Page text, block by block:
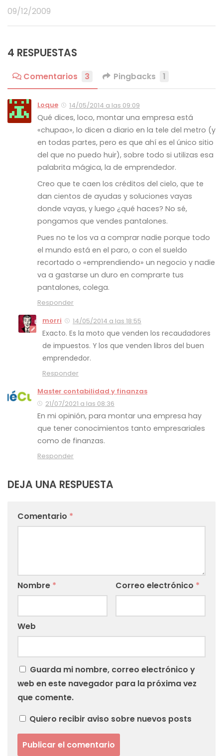
09/12/2009
4 RESPUESTAS
Comentarios 3 Pingbacks 1
Loque 14/05/2014 a las 09:09
Qué dices, loco, montar una empresa está
«chupao», lo dicen a diario en la tele del metro (y
en todas partes, pero es que ahí es el único sitio
del que no puedo huir), sobre todo si utilizas esa
palabrita mágica, la de emprendedor.
Creo que te caen los créditos del cielo, que te
dan cientos de ayudas y soluciones vayas
donde vayas, y luego ¿qué haces? No sé,
pongamos que vendes pantalones.
Pues no te los va a comprar nadie porque todo
el mundo está en el paro, o con el sueldo
recortado o «emprendiendo» un negocio y nadie
va a gastarse un duro en comprarte tus
pantalones, colega.
Responder
morri
14/05/2014 a las 18:55
Exacto. Es la moto que venden los recaudadores
de impuestos. Y los que venden libros del buen
emprendedor.
Responder
Master contabilidad y finanzas
21/07/2021 a las 08:36
En mi opinión, para montar una empresa hay
que tener conocimientos tanto empresariales
como de finanzas.
Responder
DEJA UNA RESPUESTA
Comentario *
Nombre * Correo electrónico *
Web
Guarda mi nombre, correo electrónico y
web en este navegador para la próxima vez
que comente.
Quiero recibir aviso sobre nuevos posts